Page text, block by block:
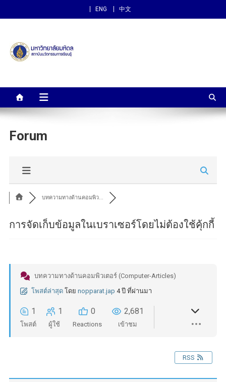
ENG 中文
สถาบันนวัตกรรมการเรียนรู้
Forum
บทความทางด้านคอมพิว...
การจัดเก็บข้อมูลในเบราเซอร์โดยไม่ต้องใช้คุ้กกี้
บทความทางด้านคอมพิวเตอร์ (Computer-Articles)
โพสต์ล่าสุด โดย nopparat.jap 4 ปี ที่ผ่านมา
1
โพสต์
1
ผู้ใช้
0
Reactions
2,681
เข้าชม
RSS